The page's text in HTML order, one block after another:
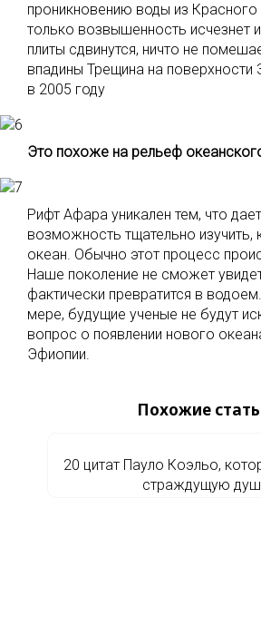
проникновению воды из
только возвышенность исчезнет
плиты сдвинутся, ничто не
впадины Трещина на поверхности
в 2005 году
Это похоже на рельеф
Рифт Афара уникален тем, что
возможность тщательно изучить,
океан. Обычно этот процесс
Наше поколение не сможет
фактически превратится в
мере, будущие ученые не будут
вопрос о появлении нового
Эфиопии.
Похожие
20 цитат Пауло Коэльо,
страждущую